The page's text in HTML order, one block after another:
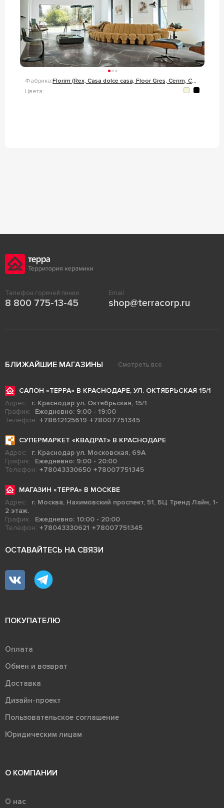
Фабрика:
Florim (Rex, Casa dolce casa, Floor Gres, Cerim, Cedit)
Цвета:
Телефон горячей линии
8 800 775-13-45
Email
shop@terracorp.ru
БЛИЖАЙШИЕ МАГАЗИНЫ Смотреть все
САЛОН «ТЕРРА» В КРАСНОДАРЕ, УЛ. ОКТЯБРЬСКАЯ 15/1
Адрес:
г. Краснодар ул. Октябрьская, 15/1
График:
Ежедневно: 9:00 - 19:00
Телефон: +78612125619 +78007751345
СУПЕРМАРКЕТ «КВАДРАТ» В КРАСНОДАРЕ
Адрес:
г. Краснодар ул. Московская, 69А
График:
Ежедневно: 9:00 - 20:00
Телефон: +78043330650 +78007751345
МАГАЗИН «ТЕРРА» В МОСКВЕ
Адрес:
г. Москва, Нахимовский проспект, 51, БЦ Тренд Лайн, 1-
2 этаж.
График:
Ежедневно: 10:00 - 20:00
Телефон: +78043330621 +78007751345
ОСТАВАЙТЕСЬ НА СВЯЗИ
ПОКУПАТЕЛЮ
Оплата
Обмен и возврат
Доставка
Дизайн-проект
Пользовательское соглашение
Юридическим лицам
О КОМПАНИИ
О нас